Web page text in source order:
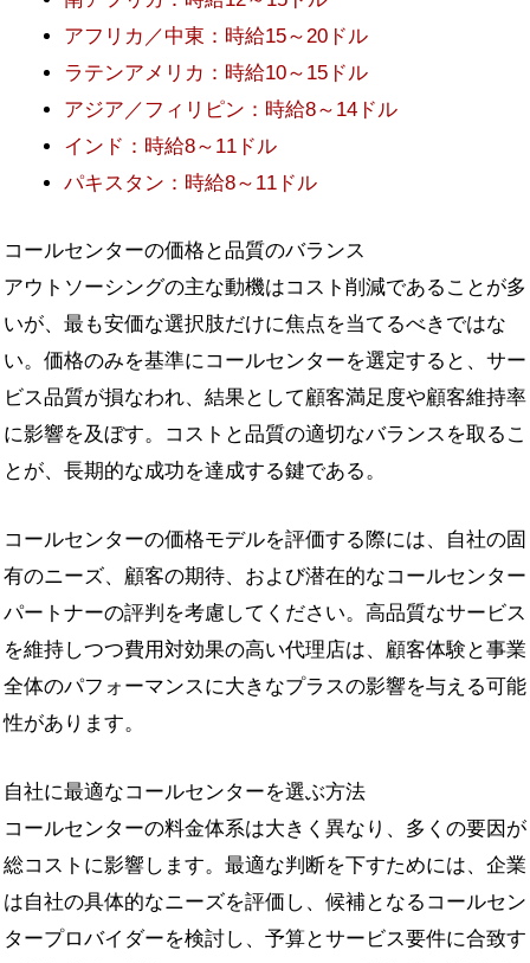
アフリカ／中東：時給15～20ドル
ラテンアメリカ：時給10～15ドル
アジア／フィリピン：時給8～14ドル
インド：時給8～11ドル
パキスタン：時給8～11ドル
コールセンターの価格と品質のバランス
アウトソーシングの主な動機はコスト削減であることが多
いが、最も安価な選択肢だけに焦点を当てるべきではな
い。価格のみを基準にコールセンターを選定すると、サー
ビス品質が損なわれ、結果として顧客満足度や顧客維持率
に影響を及ぼす。コストと品質の適切なバランスを取るこ
とが、長期的な成功を達成する鍵である。
コールセンターの価格モデルを評価する際には、自社の固
有のニーズ、顧客の期待、および潜在的なコールセンター
パートナーの評判を考慮してください。高品質なサービス
を維持しつつ費用対効果の高い代理店は、顧客体験と事業
全体のパフォーマンスに大きなプラスの影響を与える可能
性があります。
自社に最適なコールセンターを選ぶ方法
コールセンターの料金体系は大きく異なり、多くの要因が
総コストに影響します。最適な判断を下すためには、企業
は自社の具体的なニーズを評価し、候補となるコールセン
タープロバイダーを検討し、予算とサービス要件に合致す